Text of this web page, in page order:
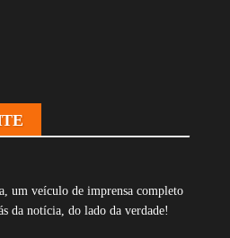
um veículo de imprensa completo
da notícia, do lado da verdade!